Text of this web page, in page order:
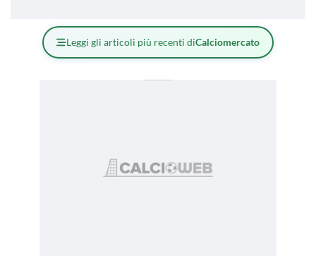
Leggi gli articoli più recenti diCalciomercato